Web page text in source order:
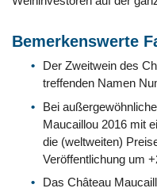
Bemerkenswerte
Der Zweitwein des
treffenden Namen
Bei
Maucaillou 2016 mit
die (weltweiten)
Veröffentlichung um
Das Château